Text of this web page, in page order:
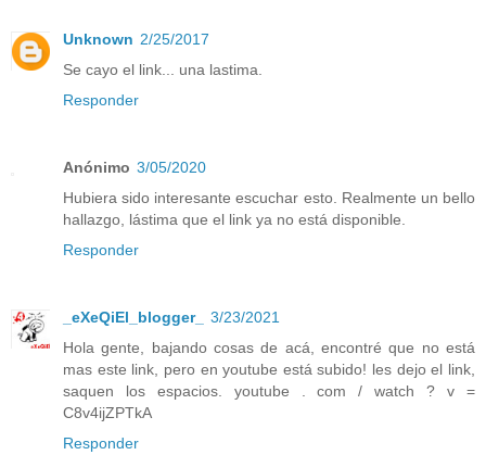
Unknown 2/25/2017
Se cayo el link... una lastima.
Responder
Anónimo 3/05/2020
Hubiera sido interesante escuchar esto. Realmente un bello
hallazgo, lástima que el link ya no está disponible.
Responder
_eXeQiEl_blogger_
3/23/2021
Hola gente, bajando cosas de acá, encontré que no está
mas este link, pero en youtube está subido! les dejo el link,
saquen los espacios. youtube . com / watch ? v =
C8v4ijZPTkA
Responder